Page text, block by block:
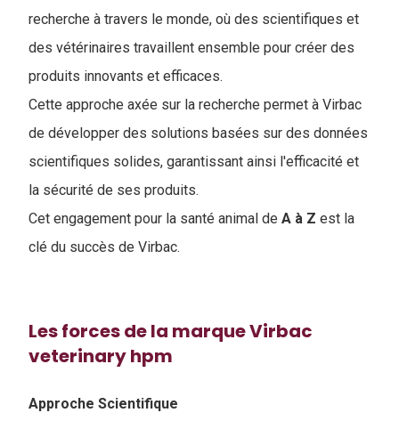
recherche à travers le monde, où des scientifiques et
des vétérinaires travaillent ensemble pour créer des
produits innovants et efficaces.
Cette approche axée sur la recherche permet à Virbac
de développer des solutions basées sur des données
scientifiques solides, garantissant ainsi l'efficacité et
la sécurité de ses produits.
Cet engagement pour la santé animal de A à Z est la
clé du succès de Virbac.
Les forces de la marque Virbac
veterinary hpm
Approche Scientifique